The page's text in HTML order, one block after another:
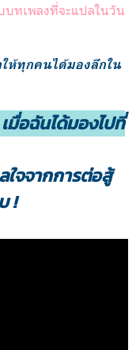
บทเพลงที่จะแปลในวัน
ห้ทุกคนได้มองลึกใน
มื่อฉันได้มองไปที่
จจากการต่อสู้
!